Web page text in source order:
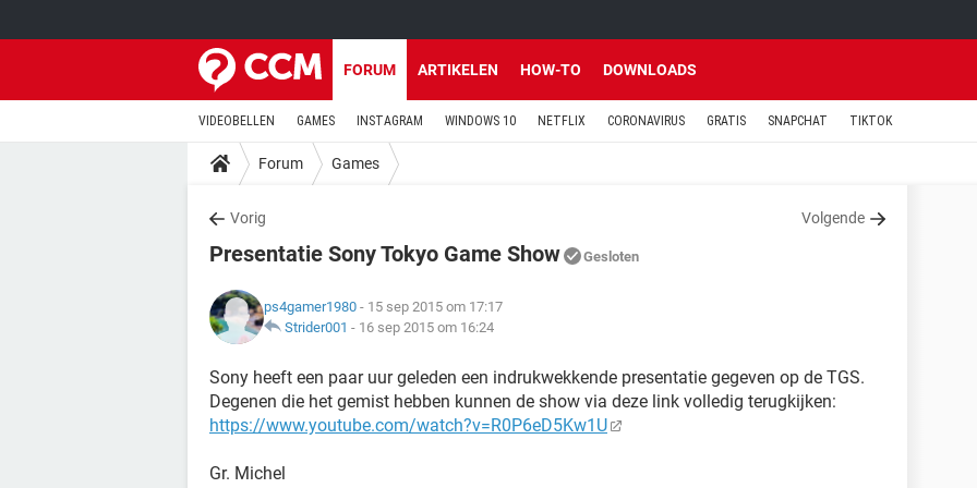
FORUM ARTIKELEN HOW-TO DOWNLOADS
VIDEOBELLEN GAMES INSTAGRAM WINDOWS 10 NETFLIX CORONAVIRUS GRATIS SNAPCHAT TIKTOK
Forum Games
Vorig Volgende
Presentatie Sony Tokyo Game Show Gesloten
ps4gamer1980 - 15 sep 2015 om 17:17
Strider001 - 16 sep 2015 om 16:24
Sony heeft een paar uur geleden een indrukwekkende presentatie gegeven op de TGS.
Degenen die het gemist hebben kunnen de show via deze link volledig terugkijken:
https://www.youtube.com/watch?v=R0P6eD5Kw1U
Gr. Michel